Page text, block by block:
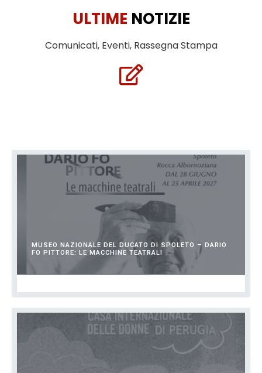
ULTIME NOTIZIE
Comunicati, Eventi, Rassegna Stampa
MUSEO NAZIONALE DEL DUCATO DI SPOLETO – DARIO
FO PITTORE: LE MACCHINE TEATRALI